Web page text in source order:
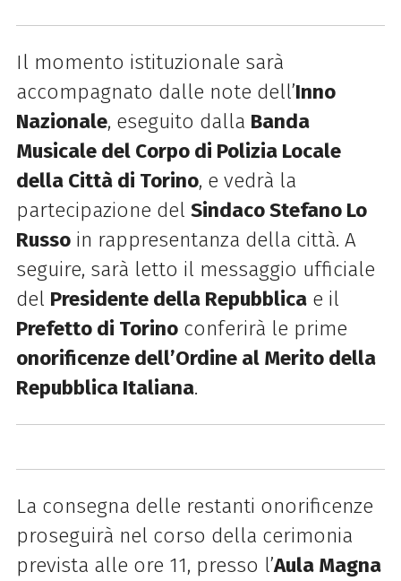
Il momento istituzionale sarà
accompagnato dalle note dell’Inno
Nazionale, eseguito dalla Banda
Musicale del Corpo di Polizia Locale
della Città di Torino, e vedrà la
partecipazione del Sindaco Stefano Lo
Russoin rappresentanza della città. A
seguire, sarà letto il messaggio ufficiale
del Presidente della Repubblicae il
Prefetto di Torinoconferirà le prime
onorificenze dell’Ordine al Merito della
Repubblica Italiana.
La consegna delle restanti onorificenze
proseguirà nel corso della cerimonia
prevista alle ore 11, presso l’Aula Magna